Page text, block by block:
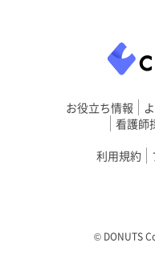
お役立ち情報
看護師
利用規約
©︎ DONUTS